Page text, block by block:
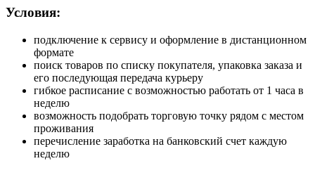
Условия:
подключение к сервису и оформление в дистанционном
формате
поиск товаров по списку покупателя, упаковка заказа и
его последующая передача курьеру
гибкое расписание с возможностью работать от 1 часа в
неделю
возможность подобрать торговую точку рядом с местом
проживания
перечисление заработка на банковский счет каждую
неделю